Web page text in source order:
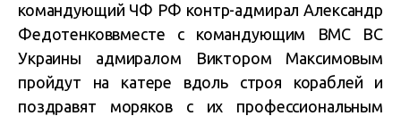
командующий ЧФ РФ контр-адмирал Александр
Федотенковвместе с командующим ВМС ВС
Украины адмиралом Виктором Максимовым
пройдут на катере вдоль строя кораблей и
поздравят моряков с их профессиональным